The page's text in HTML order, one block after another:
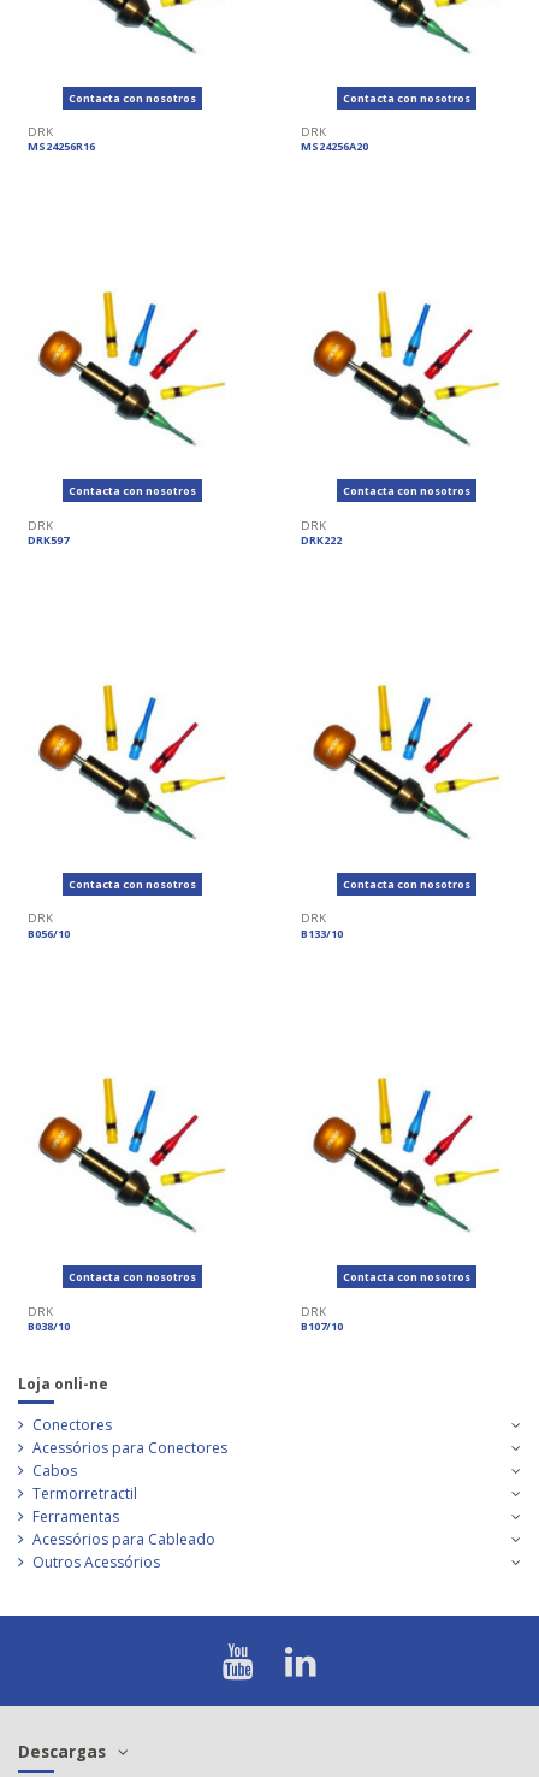
Contacta con nosotros
DRK
MS24256R16
Contacta con nosotros
DRK
MS24256A20
Contacta con nosotros
DRK
DRK597
Contacta con nosotros
DRK
DRK222
Contacta con nosotros
DRK
B056/10
Contacta con nosotros
DRK
B133/10
Contacta con nosotros
DRK
B038/10
Contacta con nosotros
DRK
B107/10
Loja onli-ne
Conectores
Acessórios para Conectores
Cabos
Termorretractil
Ferramentas
Acessórios para Cableado
Outros Acessórios
Descargas